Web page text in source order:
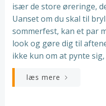
især de store øreringe,
Uanset om du skal til
sommerfest, kan et par
look og gøre dig til
ikke kun om at pynte
læs mere